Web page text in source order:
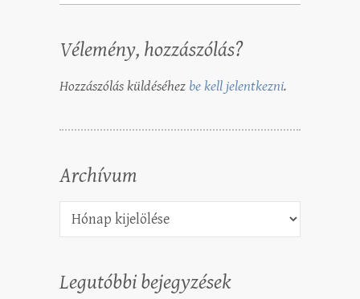
Vélemény, hozzászólás?
Hozzászólás küldéséhez be kell jelentkezni.
Archívum
Legutóbbi bejegyzések